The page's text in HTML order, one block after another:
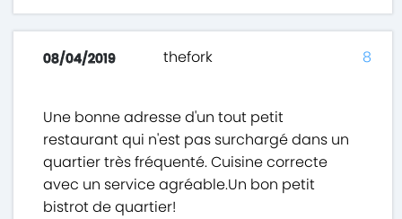
08/04/2019 thefork
Une bonne adresse d'un tout petit
restaurant qui n'est pas surchargé dans un
quartier très fréquenté. Cuisine correcte
avec un service agréable.Un bon petit
bistrot de quartier!
8